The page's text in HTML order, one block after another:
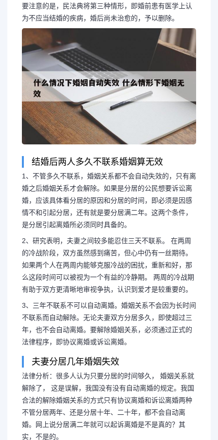
要注意的是，民法典将第三种情形，即婚前患有医学上认
为不应当结婚的疾病，婚后尚未治愈的，予以删除。
结婚后两人多久不联系婚姻算无效
1、不管多久不联系，婚姻关系都不会自动失效的，只有离
婚之后婚姻关系才会解除。如果是分居的公民想要诉讼离
婚，应该具体看分居的原因和分居的时间，即必须是因感
情不和引起分居，还有就是要分居满二年。这两个条件，
是分居引起离婚所必须同时具备的。
2、研究表明，夫妻之间较多能忍住三天不联系。 在两周
的冷战阶段，双方虽然感到痛苦，但心中仍有一丝期待。
如果两个人在两周内能够克服冷战的困扰，重新和好，那
么这段时间可以被视为一个有益的冷静期。 两周的冷战期
有助于双方更清晰地审视争执，认识到爱才是较重要的。
3、三年不联系不可以自动离婚。婚姻关系不会因为长时间
不联系而自动解除。无论夫妻双方分居多久，即使超过三
年，也不会自动离婚。要解除婚姻关系，必须通过正式的
法律程序，即协议离婚或诉讼离婚。
夫妻分居几年婚姻失效
法律分析：很多人认为只要分居的时间够久， 婚姻关系就
解除了， 这是误解，我国没有没有自动离婚的规定。我国
合法的解除婚姻关系的方式只有协议离婚和诉讼离婚两种
不管分居两年、还是分居十年、二十年，都不会自动离
婚。网上说分居满二年就可以起诉离婚是不是真的？其
实，不是的。
长按图片识别二维